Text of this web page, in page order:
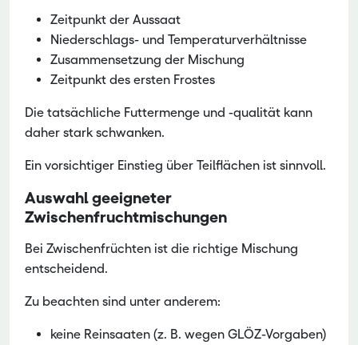
Zeitpunkt der Aussaat
Niederschlags- und Temperaturverhältnisse
Zusammensetzung der Mischung
Zeitpunkt des ersten Frostes
Die tatsächliche Futtermenge und -qualität kann
daher stark schwanken.
Ein vorsichtiger Einstieg über Teilflächen ist sinnvoll.
Auswahl geeigneter
Zwischenfruchtmischungen
Bei Zwischenfrüchten ist die richtige Mischung
entscheidend.
Zu beachten sind unter anderem:
keine Reinsaaten (z. B. wegen GLÖZ-Vorgaben)